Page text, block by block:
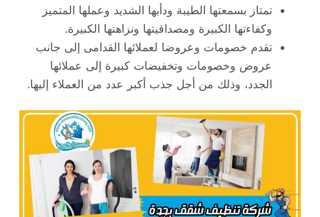
تمتاز بسمعتها الطيبة ودأبها الشديد وعملها المتميز
وكفاءتها الكبيرة ومصداقيتها ونزاهتها الكبيرة.
تقدم خصومات وعروضا لعملائها القدامى إلى جانب
عروض وخصومات وتخفيضات كبيرة إلى عملائها
الجدد، وذلك من أجل جذب أكبر عدد من العملاء إليها.